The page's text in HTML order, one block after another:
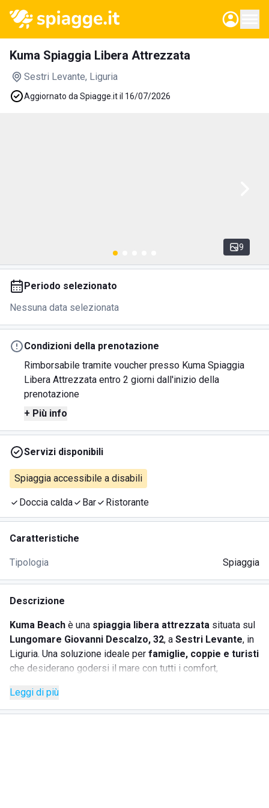
Kuma Spiaggia Libera Attrezzata
Sestri Levante, Liguria
Aggiornato da Spiagge.it il 16/07/2026
9
Periodo selezionato
Nessuna data selezionata
Condizioni della prenotazione
Rimborsabile tramite voucher presso Kuma Spiaggia
Libera Attrezzata entro 2 giorni dall'inizio della
prenotazione
+ Più info
Servizi disponibili
Spiaggia accessibile a disabili
Doccia calda Bar Ristorante
Caratteristiche
Tipologia Spiaggia
Descrizione
Kuma Beach è una spiaggia libera attrezzata situata sul
Lungomare Giovanni Descalzo, 32, a Sestri Levante, in
Liguria. Una soluzione ideale per famiglie, coppie e turisti
che desiderano godersi il mare con tutti i comfort,
La struttura è molto apprezzata per l’ottima accoglienza, la
cura degli spazi e l’atmosfera rilassata. La disponibilità del
Leggi di più